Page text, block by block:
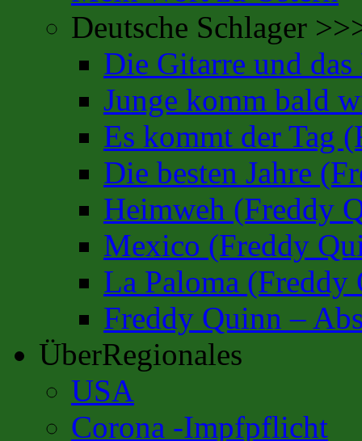
Deutsche Schlager
Die Gitarre und
Junge komm bald
Es kommt der Tag
Die besten Jahre
Heimweh (Freddy
Mexico (Freddy
La Paloma (Freddy
Freddy Quinn –
ÜberRegionales
USA
Corona -Impfpflicht